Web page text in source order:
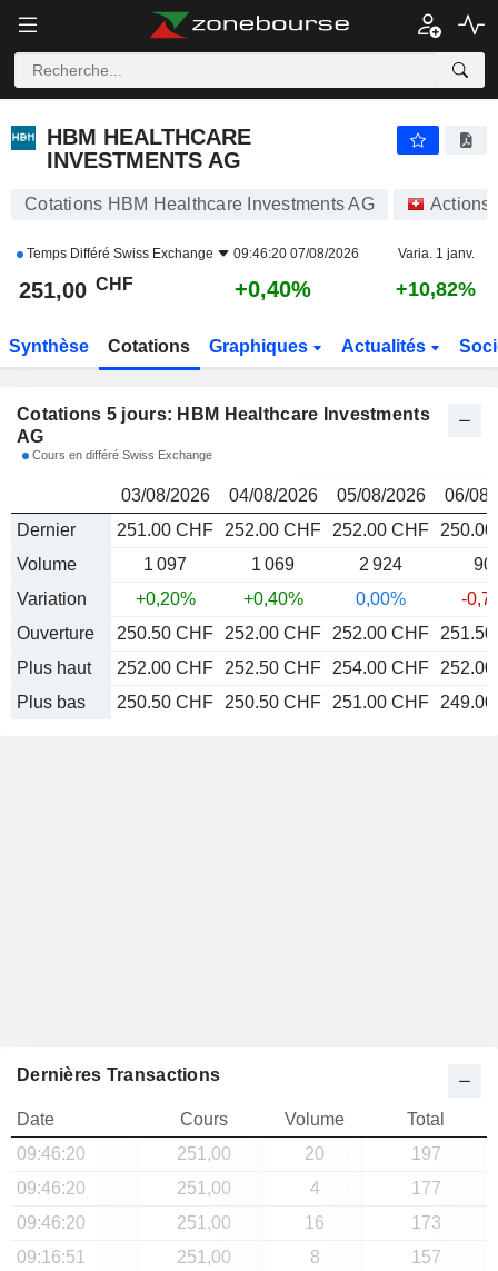
HBM HEALTHCARE INVESTMENTS AG CHF
HBM HEALTHCARE
INVESTMENTS AG
Cotations HBM Healthcare Investments AG Actions
Temps Différé Swiss Exchange 09:46:20 07/08/2026 Varia. 1 janv.
251,00 CHF +0,40% +10,82%
Synthèse Cotations Graphiques Actualités
Cotations 5 jours: HBM Healthcare Investments
AG
Cours en différé Swiss Exchange
03/08/2026 04/08/2026 05/08/2026
06/08/
Dernier
251.00 CHF 252.00 CHF 252.00 CHF
Volume
1 097 1 069 2 924
Variation
+0,20% +0,40% 0,00%
-
Ouverture
250.50 CHF 252.00 CHF 252.00 CHF
Plus haut
252.00 CHF 252.50 CHF 254.00 CHF
Plus bas
250.50 CHF 250.50 CHF 251.00 CHF
Dernières Transactions
Date Cours Volume
Total
09:46:20
251,00 20
197
09:46:20
251,00 4
177
09:46:20
251,00 16
173
09:16:51
251,00 8
157